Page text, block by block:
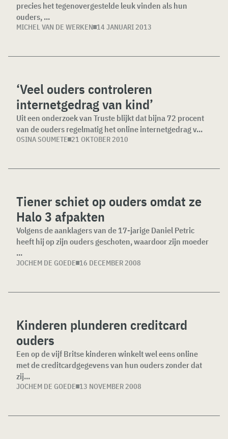
precies het tegenovergestelde leuk vinden als hun
ouders, ...
MICHEL VAN DE WERKEN 14 JANUARI 2013
‘Veel ouders controleren
internetgedrag van kind’
Uit een onderzoek van Truste blijkt dat bijna 72 procent
van de ouders regelmatig het online internetgedrag v...
OSINA SOUMETE 21 OKTOBER 2010
Tiener schiet op ouders omdat ze
Halo 3 afpakten
Volgens de aanklagers van de 17-jarige Daniel Petric
heeft hij op zijn ouders geschoten, waardoor zijn moeder
...
JOCHEM DE GOEDE 16 DECEMBER 2008
Kinderen plunderen creditcard
ouders
Een op de vijf Britse kinderen winkelt wel eens online
met de creditcardgegevens van hun ouders zonder dat
zij...
JOCHEM DE GOEDE 13 NOVEMBER 2008